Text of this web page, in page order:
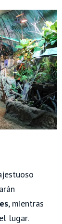
, mientras
lugar.